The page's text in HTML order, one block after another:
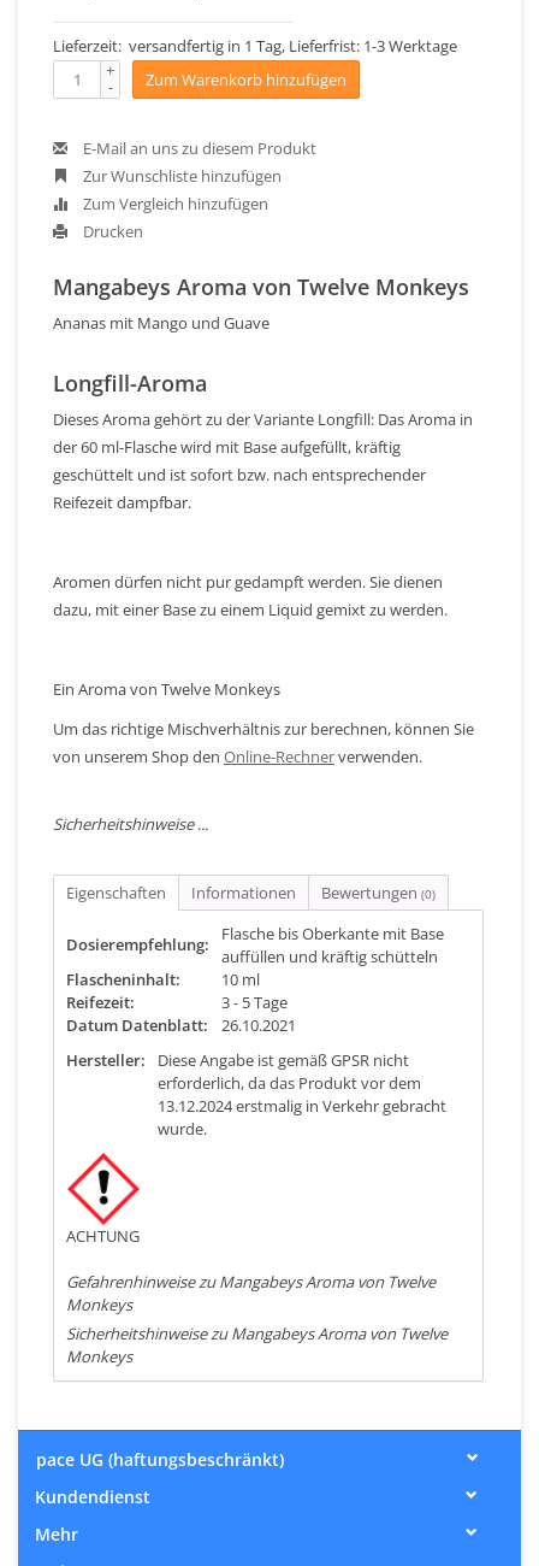
Lieferzeit: versandfertig in 1 Tag, Lieferfrist: 1-3 Werktage
+
- Zum Warenkorb hinzufügen
E-Mail an uns zu diesem Produkt
Zur Wunschliste hinzufügen
Zum Vergleich hinzufügen
Drucken
Mangabeys Aroma von Twelve Monkeys
Ananas mit Mango und Guave
Longfill-Aroma
Dieses Aroma gehört zu der Variante Longfill: Das Aroma in
der 60 ml-Flasche wird mit Base aufgefüllt, kräftig
geschüttelt und ist sofort bzw. nach entsprechender
Reifezeit dampfbar.
Aromen dürfen nicht pur gedampft werden. Sie dienen
dazu, mit einer Base zu einem Liquid gemixt zu werden.
Ein Aroma von Twelve Monkeys
Um das richtige Mischverhältnis zur berechnen, können Sie
von unserem Shop den Online-Rechnerverwenden.
Sicherheitshinweise ...
Eigenschaften Informationen Bewertungen (0)
Dosierempfehlung:
Flasche bis Oberkante mit Base
auffüllen und kräftig schütteln
Flascheninhalt:
10 ml
Reifezeit:
3 - 5 Tage
Datum Datenblatt:
26.10.2021
Hersteller:
Diese Angabe ist gemäß GPSR nicht
erforderlich, da das Produkt vor dem
13.12.2024 erstmalig in Verkehr gebracht
wurde.
ACHTUNG
Gefahrenhinweise zu Mangabeys Aroma von Twelve
Monkeys
Sicherheitshinweise zu Mangabeys Aroma von Twelve
Monkeys
pace UG (haftungsbeschränkt)
Kundendienst
Mehr